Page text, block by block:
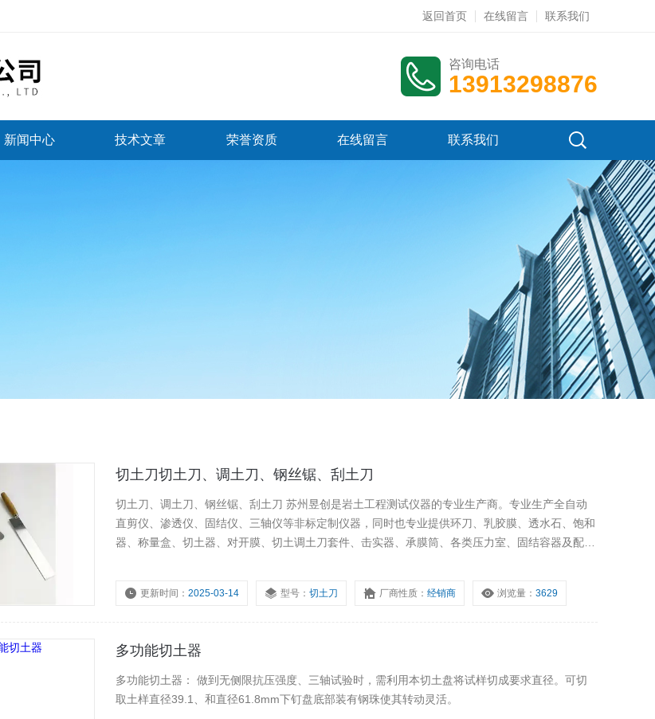
返回首页 在线留言 联系我们
咨询电话
13913298876
新闻中心 技术文章 荣誉资质 在线留言 联系我们
切土刀切土刀、调土刀、钢丝锯、刮土刀
切土刀、调土刀、钢丝锯、刮土刀 苏州昱创是岩土工程测试仪器的专业生产商。专业生产全自动
直剪仪、渗透仪、固结仪、三轴仪等非标定制仪器，同时也专业提供环刀、乳胶膜、透水石、饱和
器、称量盒、切土器、对开膜、切土调土刀套件、击实器、承膜筒、各类压力室、固结容器及配
更新时间：2025-03-14 型号：切土刀 厂商性质：经销商 浏览量：3629
多功能切土器
多功能切土器： 做到无侧限抗压强度、三轴试验时，需利用本切土盘将试样切成要求直径。可切
取土样直径39.1、和直径61.8mm下钉盘底部装有钢珠使其转动灵活。